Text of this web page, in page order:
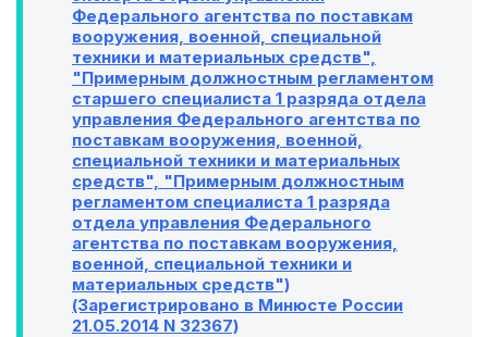
Федерального агентства по поставкам
вооружения, военной, специальной
техники и материальных средств",
"Примерным должностным регламентом
старшего специалиста 1 разряда отдела
управления Федерального агентства по
поставкам вооружения, военной,
специальной техники и материальных
средств", "Примерным должностным
регламентом специалиста 1 разряда
отдела управления Федерального
агентства по поставкам вооружения,
военной, специальной техники и
материальных средств")
(Зарегистрировано в Минюсте России
21.05.2014 N 32367)